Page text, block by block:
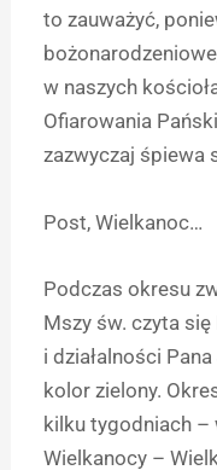
to zauważyć,
w naszych
Ofiarowania
zazwyczaj śpiewa
Post, Wielkanoc…
Podczas okresu
Mszy św. czyta
i działalności
kolor zielony.
kilku tygodniach –
Wielkanocy –